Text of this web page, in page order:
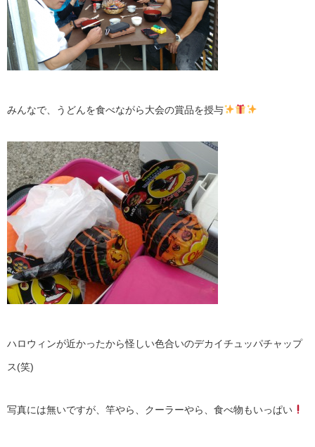
みんなで、うどんを食べながら大会の賞品を授与
ハロウィンが近かったから怪しい色合いのデカイチュッパチャップ
ス(笑)
写真には無いですが、竿やら、クーラーやら、食べ物もいっぱい